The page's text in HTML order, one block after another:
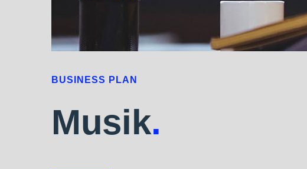
BUSINESS PLAN
Musik.